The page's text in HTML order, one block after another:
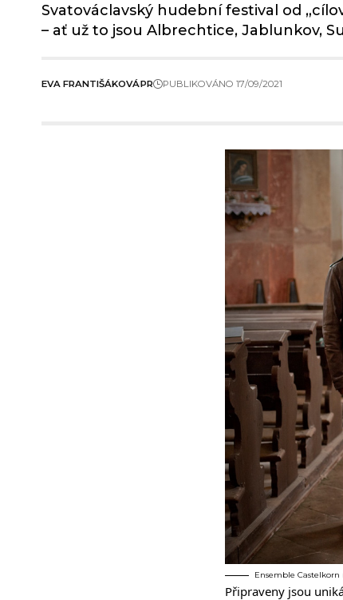
Svatováclavský hudební festival od
– ať už to jsou Albrechtice, Jablunkov,
EVA FRANTIŠÁKOVÁPR PUBLIKOVÁNO 17/09/2021
Ensemble Castelkorn
Připraveny jsou